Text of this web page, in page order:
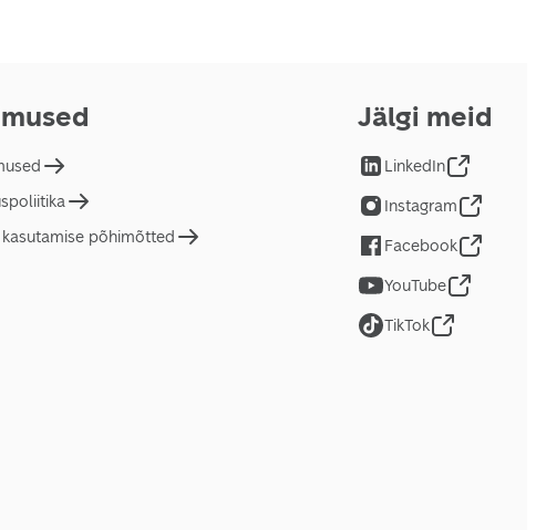
põhimõtted
Jälgi meid
LinkedIn
Instagram
Facebook
YouTube
TikTok